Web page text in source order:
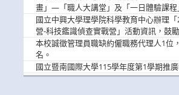
畫」—「職人大講堂」及「一日體驗課程
參與。
國立中興大學理學院科學教育中心辦理
營-科技鑑識偵查實戰營」活動資訊，鼓
加。
本校誠徵管理員職缺約僱職務代理人1位
名。
國立暨南國際大學115學年度第1學期推